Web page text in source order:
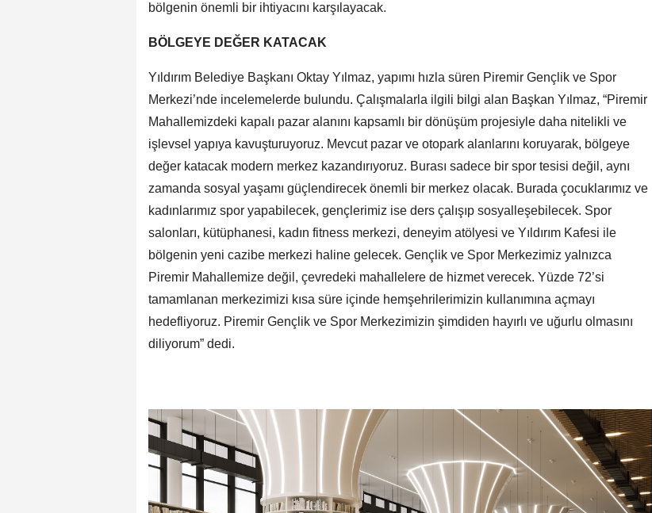
bölgenin önemli bir ihtiyacını karşılayacak.
BÖLGEYE DEĞER KATACAK
Yıldırım Belediye Başkanı Oktay Yılmaz, yapımı hızla süren Piremir Gençlik ve Spor
Merkezi’nde incelemelerde bulundu. Çalışmalarla ilgili bilgi alan Başkan Yılmaz, “Piremir
Mahallemizdeki kapalı pazar alanını kapsamlı bir dönüşüm projesiyle daha nitelikli ve
işlevsel yapıya kavuşturuyoruz. Mevcut pazar ve otopark alanlarını koruyarak, bölgeye
değer katacak modern merkez kazandırıyoruz. Burası sadece bir spor tesisi değil, aynı
zamanda sosyal yaşamı güçlendirecek önemli bir merkez olacak. Burada çocuklarımız ve
kadınlarımız spor yapabilecek, gençlerimiz ise ders çalışıp sosyalleşebilecek. Spor
salonları, kütüphanesi, kadın fitness merkezi, deneyim atölyesi ve Yıldırım Kafesi ile
bölgenin yeni cazibe merkezi haline gelecek. Gençlik ve Spor Merkezimiz yalnızca
Piremir Mahallemize değil, çevredeki mahallelere de hizmet verecek. Yüzde 72’si
tamamlanan merkezimizi kısa süre içinde hemşehrilerimizin kullanımına açmayı
hedefliyoruz. Piremir Gençlik ve Spor Merkezimizin şimdiden hayırlı ve uğurlu olmasını
diliyorum” dedi.